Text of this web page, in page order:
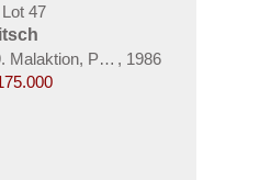
47
Malaktion, Prinzendorf, 1986)
, 1986